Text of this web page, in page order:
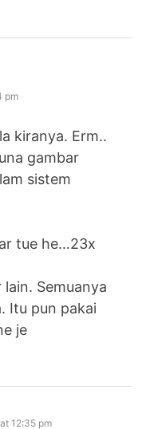
pm
kiranya. Erm..
gambar
sistem
tue he…23x
Semuanya
Itu pun pakai
je
12:35 pm